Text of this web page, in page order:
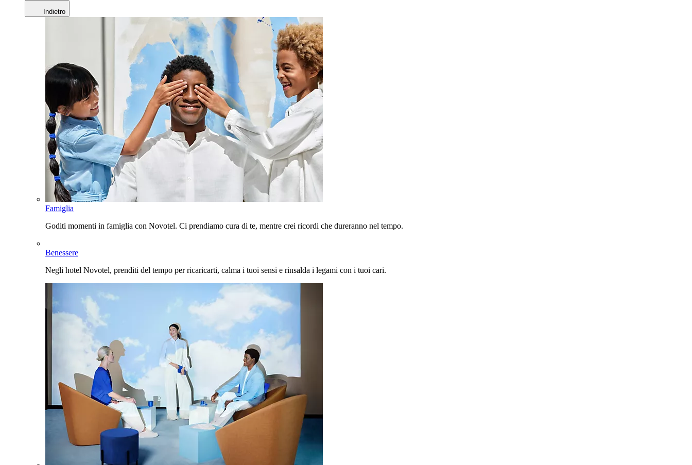
Indietro
Famiglia
Goditi momenti in famiglia con Novotel. Ci prendiamo cura di te, mentre crei ricordi che dureranno nel tempo.
Benessere
Negli hotel Novotel, prenditi del tempo per ricaricarti, calma i tuoi sensi e rinsalda i legami con i tuoi cari.